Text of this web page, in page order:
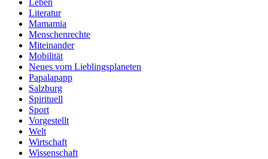
Leben
Literatur
Mamamia
Menschenrechte
Miteinander
Mobilität
Neues vom Lieblingsplaneten
Papalapapp
Salzburg
Spirituell
Sport
Vorgestellt
Welt
Wirtschaft
Wissenschaft